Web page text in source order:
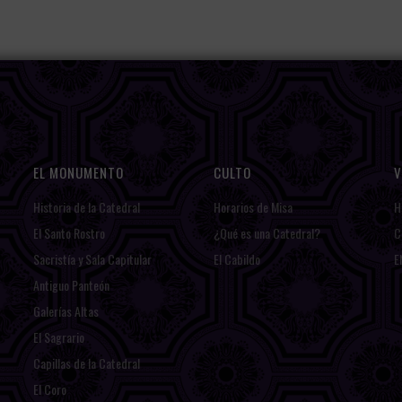
EL MONUMENTO
Historia de la Catedral
El Santo Rostro
Sacristía y Sala Capitular
Antiguo Panteón
Galerías Altas
El Sagrario
Capillas de la Catedral
El Coro
CULTO
Horarios de Misa
¿Qué es una Catedral?
El Cabildo